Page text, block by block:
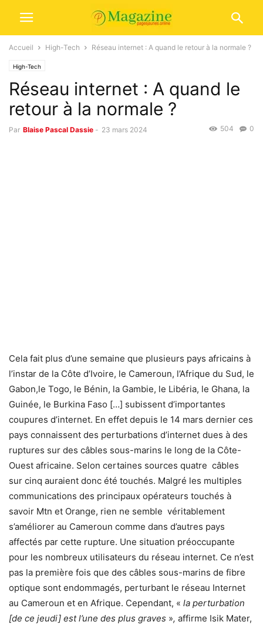
Accueil High-Tech Réseau internet : A quand le retour à la normale ?
High-Tech
Réseau internet : A quand le
retour à la normale ?
Par Blaise Pascal Dassie - 23 mars 2024 0
504
Cela fait plus d’une semaine que plusieurs pays africains à
l’instar de la Côte d’Ivoire, le Cameroun, l’Afrique du Sud, le
Gabon,le Togo, le Bénin, la Gambie, le Libéria, le Ghana, la
Guinée, le Burkina Faso […] subissent d’importantes
coupures d’internet. En effet depuis le 14 mars dernier ces
pays connaissent des perturbations d’internet dues à des
ruptures sur des câbles sous-marins le long de la Côte-
Ouest africaine. Selon certaines sources quatre câbles
sur cinq auraient donc été touchés. Malgré les multiples
communications des principaux opérateurs touchés à
savoir Mtn et Orange, rien ne semble véritablement
s’améliorer au Cameroun comme dans d’autres pays
affectés par cette rupture. Une situation préoccupante
pour les nombreux utilisateurs du réseau internet. Ce n’est
pas la première fois que des câbles sous-marins de fibre
optique sont endommagés, perturbant le réseau Internet
au Cameroun et en Afrique. Cependant, « la perturbation
[de ce jeudi] est l’une des plus graves », affirme Isik Mater,